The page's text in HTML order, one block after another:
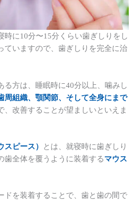
時に10分〜15分くらい歯ぎしりをし
ていますので、歯ぎしりを完全に治
る方は、睡眠時に40分以上、噛みし
周組織、顎関節、そして全身にまで
、改善することが望ましいといえま
ピース）
とは、就寝時に歯ぎしり
歯全体を覆うように装着するマウス
ドを装着することで、歯と歯の間で